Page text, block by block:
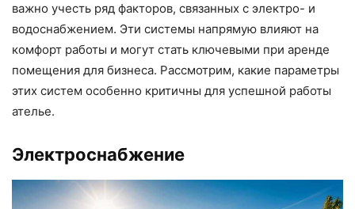
важно учесть ряд факторов, связанных с электро- и
водоснабжением. Эти системы напрямую влияют на
комфорт работы и могут стать ключевыми при аренде
помещения для бизнеса. Рассмотрим, какие параметры
этих систем особенно критичны для успешной работы
ателье.
Электроснабжение